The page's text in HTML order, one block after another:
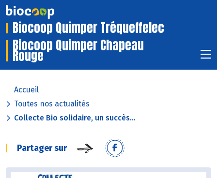
Biocoop Quimper Tréqueffelec
Biocoop Quimper Chapeau
Rouge
Accueil
Toutes nos actualités
Collecte Bio solidaire, un succès...
Partager sur